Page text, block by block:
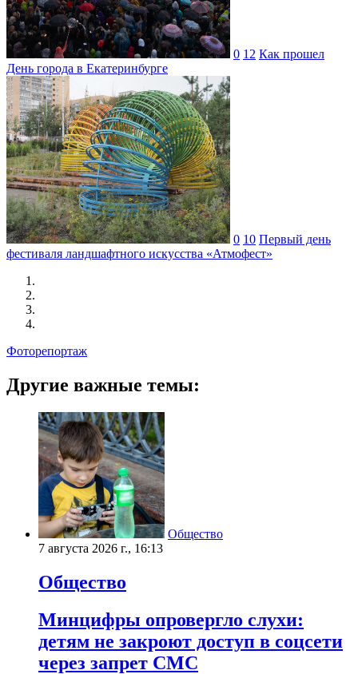
0 12 Как прошел
День города в Екатеринбурге
0 10 Первый день
фестиваля ландшафтного искусства «Атмофест»
Фоторепортаж
Другие важные темы:
Общество
7 августа 2026 г., 16:13
Общество
Минцифры опровергло слухи:
детям не закроют доступ в соцсети
через запрет СМС